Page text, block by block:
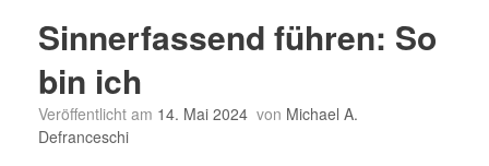
Sinnerfassend führen: So
bin ich
Veröffentlicht am 14. Mai 2024 von Michael A.
Defranceschi